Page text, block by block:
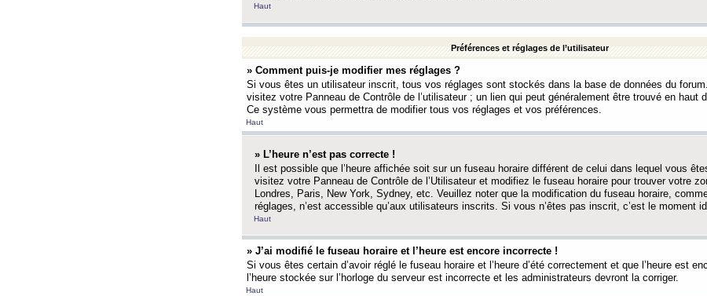
Haut
Préférences et réglages de l’utilisateur
» Comment puis-je modifier mes réglages ?
Si vous êtes un utilisateur inscrit, tous vos réglages sont stockés dans la base de données du
visitez votre Panneau de Contrôle de l’utilisateur ; un lien qui peut généralement être trouvé en haut
Ce système vous permettra de modifier tous vos réglages et vos préférences.
Haut
» L’heure n’est pas correcte !
Il est possible que l’heure affichée soit sur un fuseau horaire différent de celui dans lequel vous
visitez votre Panneau de Contrôle de l’Utilisateur et modifiez le fuseau horaire pour trouver votre
Londres, Paris, New York, Sydney, etc. Veuillez noter que la modification du fuseau horaire,
réglages, n’est accessible qu’aux utilisateurs inscrits. Si vous n’êtes pas inscrit, c’est le moment
Haut
» J’ai modifié le fuseau horaire et l’heure est encore incorrecte !
Si vous êtes certain d’avoir réglé le fuseau horaire et l’heure d’été correctement et que l’heure est
l’heure stockée sur l’horloge du serveur est incorrecte et les administrateurs devront la corriger.
Haut